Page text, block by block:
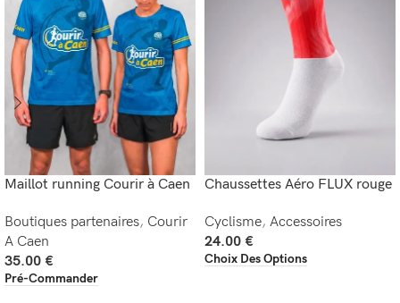
Maillot running Courir à Caen
Boutiques partenaires, Courir
A Caen
35.00 €
Pré-Commander
Chaussettes Aéro FLUX rouge
Cyclisme, Accessoires
24.00 €
Choix Des Options